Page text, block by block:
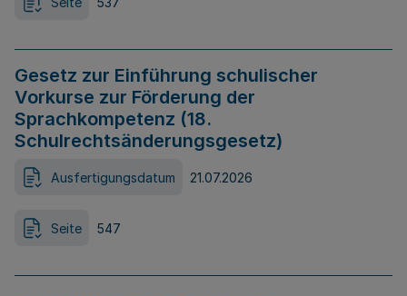
Gesetz zur Einführung schulischer
Vorkurse zur Förderung der
Sprachkompetenz (18.
Schulrechtsänderungsgesetz)
Ausfertigungsdatum 21.07.2026
Seite 547